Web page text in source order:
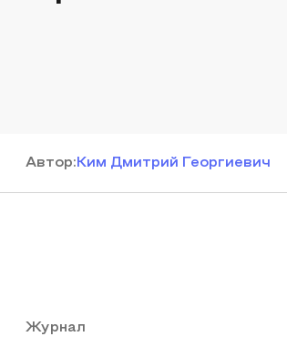
Автор: Ким Дмитрий Георгиевич
Журнал